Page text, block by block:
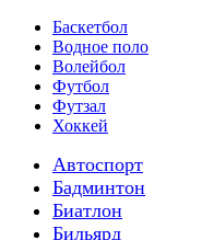
Баскетбол
Водное поло
Волейбол
Футбол
Футзал
Хоккей
Автоспорт
Бадминтон
Биатлон
Бильярд